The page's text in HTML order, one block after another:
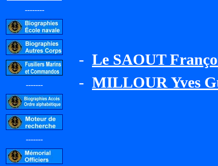
--------
-------
-------
- Le SAOUT
- MILLOUR Yves